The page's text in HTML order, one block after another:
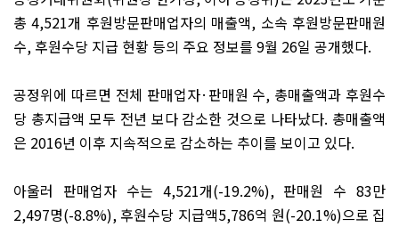
총4,521개 후원방문판매업자의 매출액, 소속 후원방문판매원
수, 후원수당 지급 현황 등의 주요 정보를 9월 26일 공개했다.
공정위에 따르면 전체 판매업자· 판매원 수, 총매출액과 후원수
당 총지급액 모두 전년 보다 감소한 것으로 나타났다. 총매출액
은 2016년 이후 지속적으로 감소하는 추이를 보이고 있다.
아울러 판매업자 수는 4,521개(-19.2%), 판매원 수83만
2,497명(-8.8%), 후원수당 지급액5,786억 원(-20.1%)으로 집